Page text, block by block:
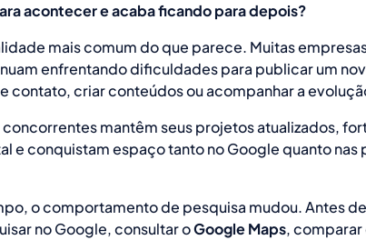
acontecer e acaba ficando para depois?
mais comum do que parece. Muitas
enfrentando dificuldades para publicar um
contato, criar conteúdos ou acompanhar a
concorrentes mantêm seus projetos atualizados,
e conquistam espaço tanto no Google quanto
o comportamento de pesquisa mudou. Antes
no Google, consultar oGoogle Maps, comparar